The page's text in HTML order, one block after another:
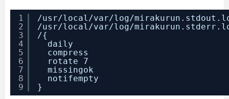
1
2
3
4
5
6
7
8
9
/usr/local/var/log/mirakurun
/usr/local/var/log/mirakurun
/{
daily
compress
rotate 7
missingok
notifempty
}